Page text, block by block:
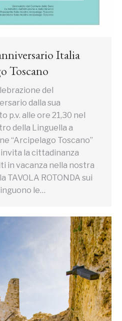
Italia
Toscano
del
dalla sua
p.v. alle ore 21,30 nel
della Linguella a
“Arcipelago Toscano”
la cittadinanza
in vacanza nella nostra
TAVOLA ROTONDA sui
le…